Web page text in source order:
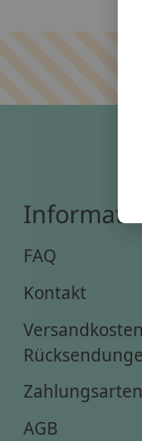
FAQ
Kontakt
Zahlungsarten
AGB